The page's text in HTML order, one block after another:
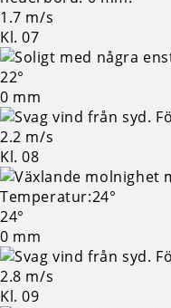
1.7 m/s
Kl. 07
22°
0 mm
2.2 m/s
Kl. 08
24°
0 mm
2.8 m/s
Kl. 09